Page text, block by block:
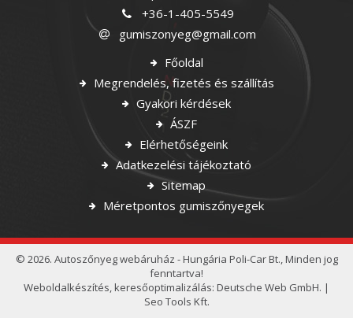
+36-1-405-5549
gumiszonyeg@gmail.com
Főoldal
Megrendelés, fizetés és szállítás
Gyakori kérdések
ÁSZF
Elérhetőségeink
Adatkezelési tájékoztató
Sitemap
Méretpontos gumiszőnyegek
© 2026. Autoszőnyeg webáruház - Hungária Poli-Car Bt., Minden jog
fenntartva!
Weboldalkészítés,keresőoptimalizálás: Deutsche Web GmbH. |
Seo Tools Kft.